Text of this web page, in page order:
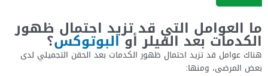
ما العوامل التي قد تزيد احتمال ظهور
الكدمات بعد الفيلر أوالبوتوكس؟
هناك عوامل قد تزيد احتمال ظهور الكدمات بعد الحقن التجميلي لدى
بعض المرضى، ومنها: